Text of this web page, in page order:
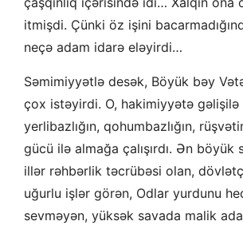
itmişdi. Çünki öz işini
neçə adam idarə eləyirdi…
Səmimiyyətlə desək, Böyük bəy
çox istəyirdi. O, hakimiyyətə gəlişilə
yerlibazlığın, qohumbazlığın,
gücü ilə almağa çalışırdı. Ən böyük
illər rəhbərlik təcrübəsi olan,
uğurlu işlər görən, Odlar yurdunu
sevməyən, yüksək savada malik